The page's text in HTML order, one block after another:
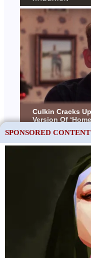
SPONSORED CONTENT